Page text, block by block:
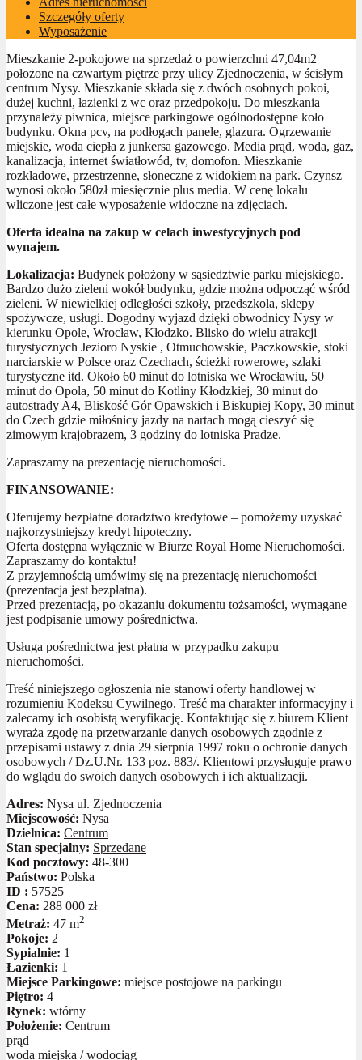
Szczegóły oferty
Wyposażenie
Mieszkanie 2-pokojowe na sprzedaż o powierzchni 47,04m2
położone na czwartym piętrze przy ulicy Zjednoczenia, w ścisłym
centrum Nysy. Mieszkanie składa się z dwóch osobnych pokoi,
dużej kuchni, łazienki z wc oraz przedpokoju. Do mieszkania
przynależy piwnica, miejsce parkingowe ogólnodostępne koło
budynku. Okna pcv, na podłogach panele, glazura. Ogrzewanie
miejskie, woda ciepła z junkersa gazowego. Media prąd, woda, gaz,
kanalizacja, internet światłowód, tv, domofon. Mieszkanie
rozkładowe, przestrzenne, słoneczne z widokiem na park. Czynsz
wynosi około 580zł miesięcznie plus media. W cenę lokalu
wliczone jest całe wyposażenie widoczne na zdjęciach.
Oferta idealna na zakup w celach inwestycyjnych pod
wynajem.
Lokalizacja: Budynek położony w sąsiedztwie parku miejskiego.
Bardzo dużo zieleni wokół budynku, gdzie można odpocząć wśród
zieleni. W niewielkiej odległości szkoły, przedszkola, sklepy
spożywcze, usługi. Dogodny wyjazd dzięki obwodnicy Nysy w
kierunku Opole, Wrocław, Kłodzko. Blisko do wielu atrakcji
turystycznych Jezioro Nyskie , Otmuchowskie, Paczkowskie, stoki
narciarskie w Polsce oraz Czechach, ścieżki rowerowe, szlaki
turystyczne itd. Około 60 minut do lotniska we Wrocławiu, 50
minut do Opola, 50 minut do Kotliny Kłodzkiej, 30 minut do
autostrady A4, Bliskość Gór Opawskich i Biskupiej Kopy, 30 minut
do Czech gdzie miłośnicy jazdy na nartach mogą cieszyć się
zimowym krajobrazem, 3 godziny do lotniska Pradze.
Zapraszamy na prezentację nieruchomości.
FINANSOWANIE:
Oferujemy bezpłatne doradztwo kredytowe – pomożemy uzyskać
najkorzystniejszy kredyt hipoteczny.
Oferta dostępna wyłącznie w Biurze Royal Home Nieruchomości.
Zapraszamy do kontaktu!
Z przyjemnością umówimy się na prezentację nieruchomości
(prezentacja jest bezpłatna).
Przed prezentacją, po okazaniu dokumentu tożsamości, wymagane
jest podpisanie umowy pośrednictwa.
Usługa pośrednictwa jest płatna w przypadku zakupu
nieruchomości.
Treść niniejszego ogłoszenia nie stanowi oferty handlowej w
rozumieniu Kodeksu Cywilnego. Treść ma charakter informacyjny i
zalecamy ich osobistą weryfikację. Kontaktując się z biurem Klient
wyraża zgodę na przetwarzanie danych osobowych zgodnie z
przepisami ustawy z dnia 29 sierpnia 1997 roku o ochronie danych
osobowych / Dz.U.Nr. 133 poz. 883/. Klientowi przysługuje prawo
do wglądu do swoich danych osobowych i ich aktualizacji.
Adres: Nysa ul. Zjednoczenia
Miejscowość: Nysa
Dzielnica: Centrum
Stan specjalny: Sprzedane
Kod pocztowy: 48-300
Państwo: Polska
ID : 57525
Cena: 288 000 zł
Metraż: 47 m2
Pokoje: 2
Sypialnie: 1
Łazienki: 1
Miejsce Parkingowe: miejsce postojowe na parkingu
Piętro: 4
Rynek: wtórny
Położenie: Centrum
prąd
woda miejska / wodociąg